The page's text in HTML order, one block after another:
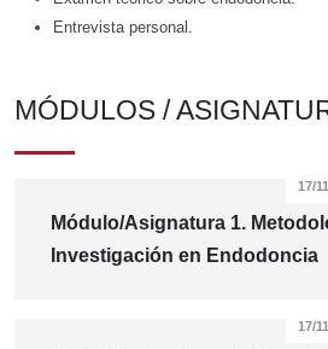
Entrevista personal.
MÓDULOS /
Módulo/Asignatura 1.
Investigación en Endodoncia
17/
17/